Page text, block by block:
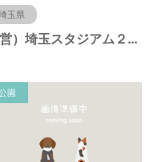
玉県
県営）埼玉スタジアム２００２公園（埼玉県さいたま市）
園